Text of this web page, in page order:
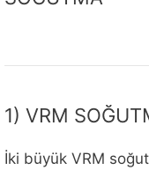
1) VRM
İki büyük VRM